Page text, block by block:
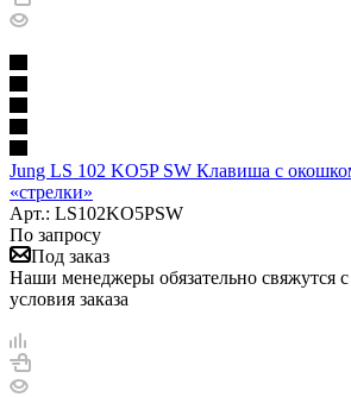
Jung LS 102 KO5P SW Клавиша с
«стрелки»
Арт.: LS102KO5PSW
По запросу
Под заказ
Наши менеджеры обязательно свяжутся
условия заказа